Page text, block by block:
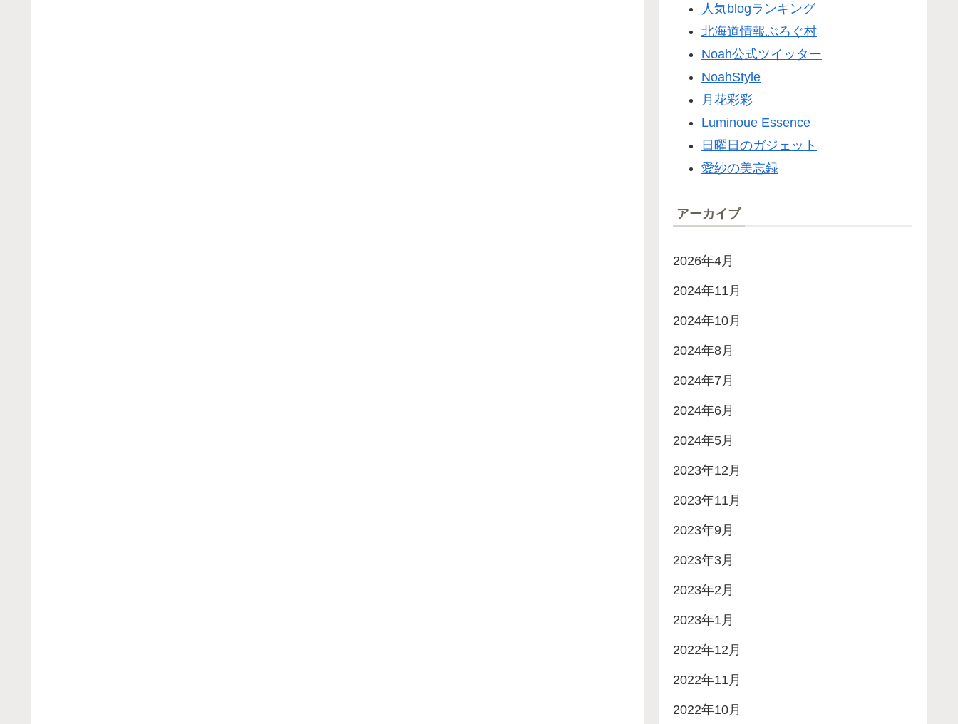
人気blogランキング
北海道情報ぶろぐ村
Noah公式ツイッター
NoahStyle
月花彩彩
Luminoue Essence
日曜日のガジェット
愛紗の美忘録
アーカイブ
2026年4月
2024年11月
2024年10月
2024年8月
2024年7月
2024年6月
2024年5月
2023年12月
2023年11月
2023年9月
2023年3月
2023年2月
2023年1月
2022年12月
2022年11月
2022年10月